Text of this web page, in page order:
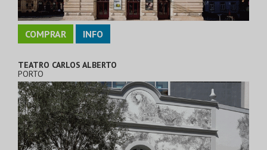
COMPRAR INFO
TEATRO CARLOS ALBERTO
PORTO